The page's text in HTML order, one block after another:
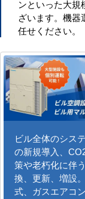
ンといった大
ざいます。機
任せください。
ビル全体のシス
の新規導入、
策や老朽化に伴
換、更新、増設
式、ガスエアコ